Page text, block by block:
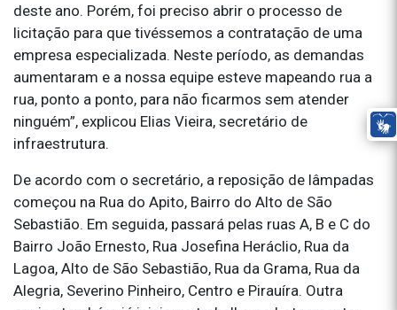
deste ano. Porém, foi preciso abrir o processo de
licitação para que tivéssemos a contratação de uma
empresa especializada. Neste período, as demandas
aumentaram e a nossa equipe esteve mapeando rua a
rua, ponto a ponto, para não ficarmos sem atender
ninguém”, explicou Elias Vieira, secretário de
infraestrutura.
De acordo com o secretário, a reposição de lâmpadas
começou na Rua do Apito, Bairro do Alto de São
Sebastião. Em seguida, passará pelas ruas A, B e C do
Bairro João Ernesto, Rua Josefina Heráclio, Rua da
Lagoa, Alto de São Sebastião, Rua da Grama, Rua da
Alegria, Severino Pinheiro, Centro e Pirauíra. Outra